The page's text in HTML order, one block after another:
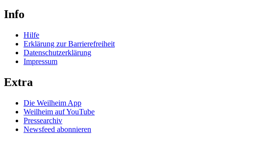
Info
Hilfe
Erklärung zur Barrierefreiheit
Datenschutzerklärung
Impressum
Extra
Die Weilheim App
Weilheim auf YouTube
Pressearchiv
Newsfeed abonnieren